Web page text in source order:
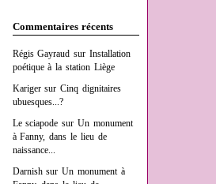
Commentaires récents
Régis Gayraud surInstallation
poétique à la station Liège
KarigersurCinq dignitaires
ubuesques...?
Le sciapode surUn monument
à Fanny, dans le lieu de
naissance...
DarnishsurUn monument à